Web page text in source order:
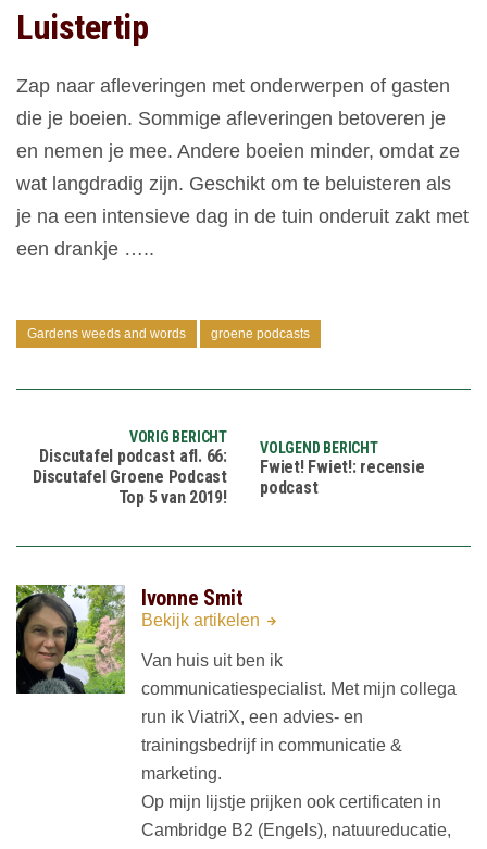
Luistertip
Zap naar afleveringen met onderwerpen of gasten
die je boeien. Sommige afleveringen betoveren je
en nemen je mee. Andere boeien minder, omdat ze
wat langdradig zijn. Geschikt om te beluisteren als
je na een intensieve dag in de tuin onderuit zakt met
een drankje …..
Gardens weeds and words groene podcasts
VORIG BERICHT
Discutafel podcast afl. 66:
Discutafel Groene Podcast
Top 5 van 2019!
VOLGEND BERICHT
Fwiet! Fwiet!: recensie
podcast
Ivonne Smit
Bekijk artikelen
Van huis uit ben ik
communicatiespecialist. Met mijn collega
run ik ViatriX, een advies- en
trainingsbedrijf in communicatie &
marketing.
Op mijn lijstje prijken ook certificaten in
Cambridge B2 (Engels), natuureducatie,